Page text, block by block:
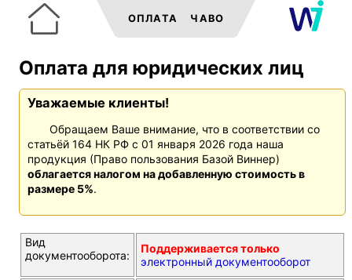
ОПЛАТА ЧАВО
Оплата для юридических лиц
Уважаемые клиенты!
Обращаем Ваше внимание, что в соответствии со
статьёй 164 НК РФ с 01 января 2026 года наша
продукция (Право пользования Базой Виннер)
облагается налогом на добавленную стоимость в
размере 5%.
Вид
документооборота:
Поддерживается только
электронный документооборот